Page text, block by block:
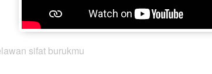
sifat burukmu